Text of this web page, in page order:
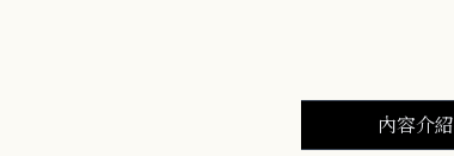
內容介紹